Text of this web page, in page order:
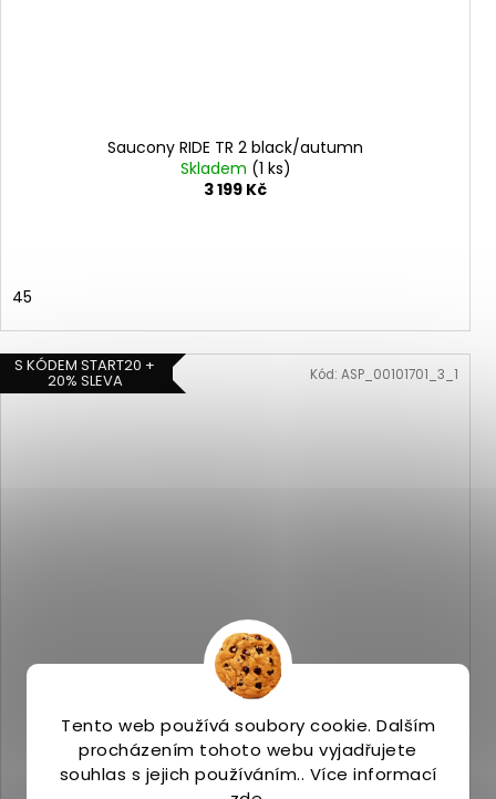
Tento web používá soubory cookie. Dalším
procházením tohoto webu vyjadřujete
souhlas s jejich používáním.. Více informací
Saucony RIDE TR 2 black/autumn
Skladem (1 ks)
3 199 Kč
45
S KÓDEM START20 +
20% SLEVA
Saucony HURRICANE 25 slime/silver
Skladem(2 ks)
4 499 Kč
Kód: ASP_00101701_3_1